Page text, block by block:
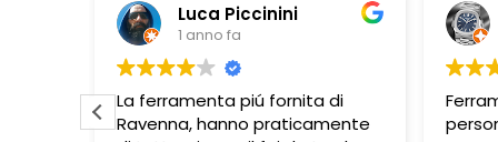
piú fornita di
praticamente
Pbbonano
Ferramenta ben fornita,
personale molto disponibile.